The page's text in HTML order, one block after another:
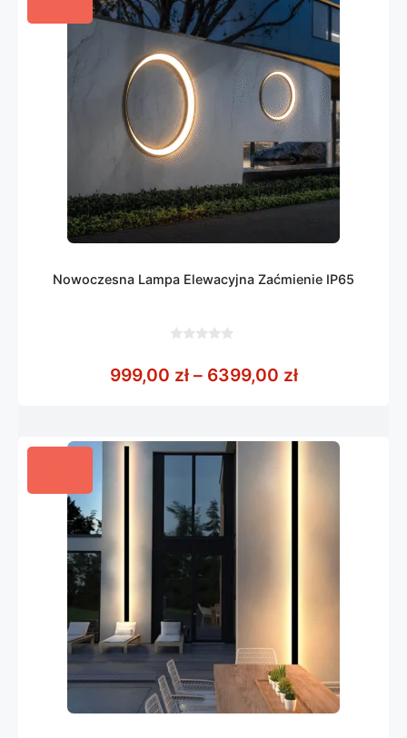
Nowoczesna Lampa Elewacyjna Zaćmienie IP65
5
999,00 zł – 6399,00 złZakres cen: